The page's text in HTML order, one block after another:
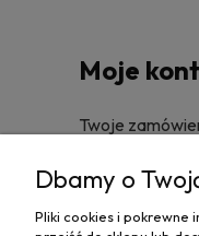
Moje
Twoje
Ustawienia
Dbamy o
Pliki cookies i pokrewne